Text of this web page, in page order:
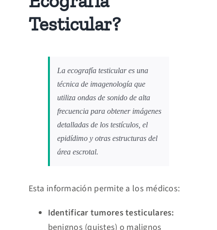
Testicular?
La ecografía testicular es una
técnica de imagenología que
utiliza ondas de sonido de alta
frecuencia para obtener imágenes
detalladas de los testículos, el
epidídimo y otras estructuras del
área escrotal.
Esta información permite a los médicos:
Identificar tumores testiculares:
benignos (quistes) o malignos